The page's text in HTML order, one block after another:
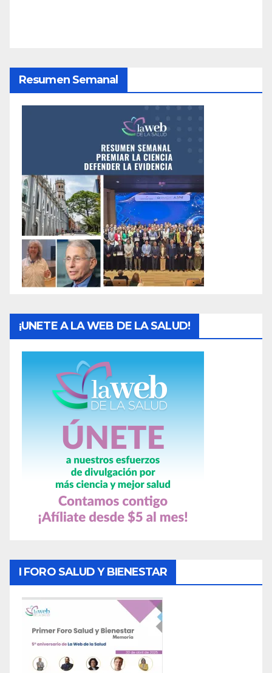
Resumen Semanal
¡UNETE A LA WEB DE LA SALUD!
I FORO SALUD Y BIENESTAR